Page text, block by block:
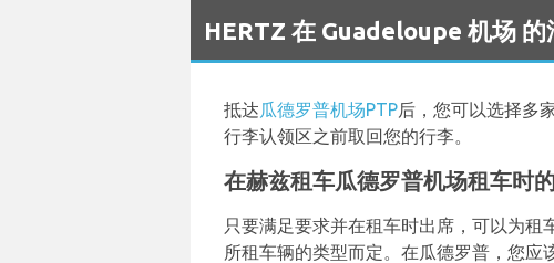
HERTZ 在 Guadeloupe 机场 的
抵达瓜德罗普机场PTP后，您可以选择多
行李认领区之前取回您的行李。
在赫兹租车瓜德罗普机场租车时
只要满足要求并在租车时出席，可以为
所租车辆的类型而定。在瓜德罗普，您应